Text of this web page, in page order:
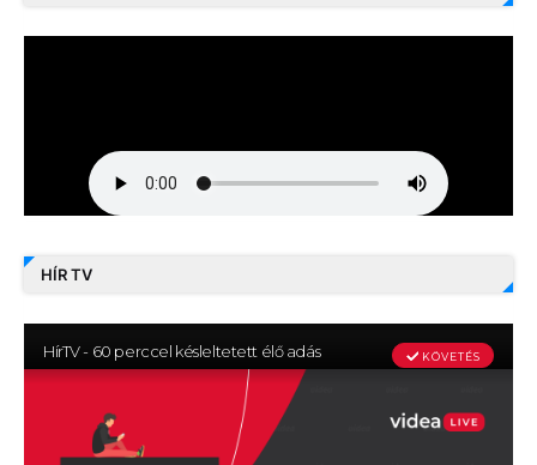
HÍR TV